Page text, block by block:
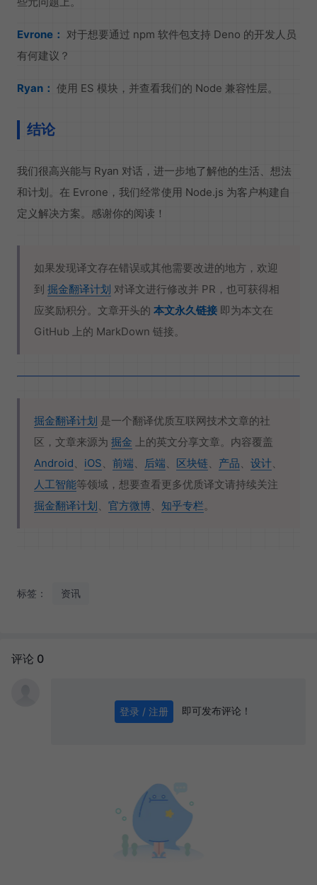
Evrone： 对于想要通过 npm 软件包支持 Deno 的开发人员
有何建议？
Ryan： 使用 ES 模块，并查看我们的 Node 兼容性层。
结论
我们很高兴能与 Ryan 对话，进一步地了解他的生活、想法
和计划。在 Evrone，我们经常使用 Node.js 为客户构建自
定义解决方案。感谢你的阅读！
如果发现译文存在错误或其他需要改进的地方，欢迎
到 掘金翻译计划 对译文进行修改并 PR，也可获得相
应奖励积分。文章开头的 本文永久链接 即为本文在
GitHub 上的 MarkDown 链接。
掘金翻译计划 是一个翻译优质互联网技术文章的社
区，文章来源为 掘金 上的英文分享文章。内容覆盖
Android
iOS 前端 后端 区块链 产品 设计
人工智能等领域，想要查看更多优质译文请持续关注
掘金翻译计划
官方微博 知乎专栏。
标签： 资讯
评论 0
登录 / 注册 即可发布评论！